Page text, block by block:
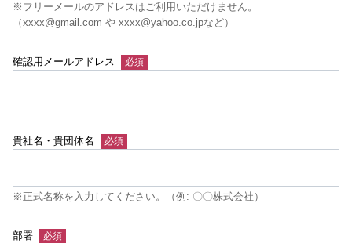
※フリーメールのアドレスはご利用いただけません。
（xxxx@gmail.com や xxxx@yahoo.co.jpなど）
確認用メールアドレス
貴社名・貴団体名
※正式名称を入力してください。（例: 〇〇株式会社）
部署